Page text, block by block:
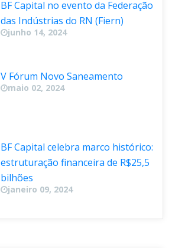
BF Capital no evento da Federação
das Indústrias do RN (Fiern)
junho 14, 2024
V Fórum Novo Saneamento
maio 02, 2024
BF Capital celebra marco histórico:
estruturação financeira de R$25,5
bilhõe
janeiro 09, 2024